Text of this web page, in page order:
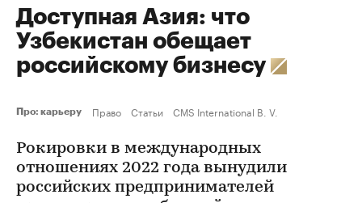
Доступная Азия: что
Узбекистан обещает
российскому бизнесу
Про: карьеру Право Статьи CMS International B. V.
Рокировки в международных
отношениях 2022 года вынудили
российских предпринимателей